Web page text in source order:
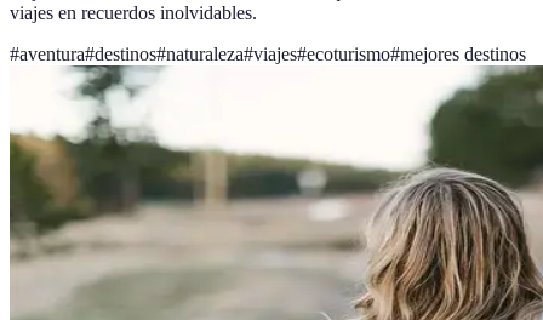
viajes en recuerdos inolvidables.
#aventura#destinos#naturaleza#viajes#ecoturismo#mejores destinos